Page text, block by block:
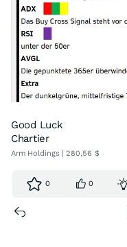
Good Luck
Chartier
Arm Holdings | 280,56 $
0 0